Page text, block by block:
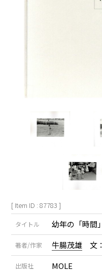
[ Item ID : 87783 ]
タイトル 幼年の「時間」
著者/作家 牛腸茂雄 文：
出版社 MOLE